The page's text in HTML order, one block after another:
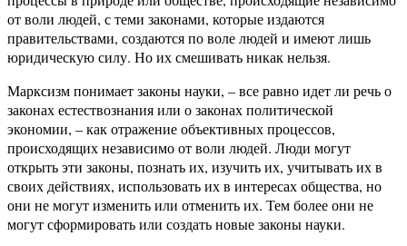
от воли людей, с теми законами, которые издаются
правительствами, создаются по воле людей и имеют лишь
юридическую силу. Но их смешивать никак нельзя.
Марксизм понимает законы науки, – все равно идет ли речь о
законах естествознания или о законах политической
экономии, – как отражение объективных процессов,
происходящих независимо от воли людей. Люди могут
открыть эти законы, познать их, изучить их, учитывать их в
своих действиях, использовать их в интересах общества, но
они не могут изменить или отменить их. Тем более они не
могут сформировать или создать новые законы науки.